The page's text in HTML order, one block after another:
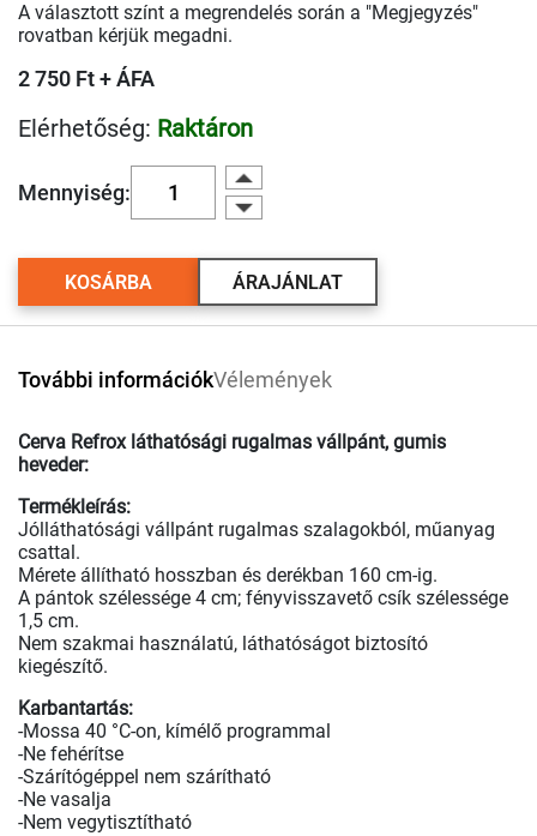
A választott színt a megrendelés során a "Megjegyzés"
rovatban kérjük megadni.
2 750 Ft + ÁFA
Elérhetőség: Raktáron
Mennyiség:
KOSÁRBA ÁRAJÁNLAT
További információkVélemények
Cerva Refrox láthatósági rugalmas vállpánt, gumis
heveder:
Termékleírás:
Jólláthatósági vállpánt rugalmas szalagokból, műanyag
csattal.
Mérete állítható hosszban és derékban 160 cm-ig.
A pántok szélessége 4 cm; fényvisszavető csík szélessége
1,5 cm.
Nem szakmai használatú, láthatóságot biztosító
kiegészítő.
Karbantartás:
-Mossa 40 °C-on, kímélő programmal
-Ne fehérítse
-Szárítógéppel nem szárítható
-Ne vasalja
-Nem vegytisztítható